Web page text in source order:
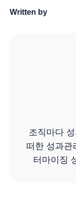
Written by
조직마다
떠한 성과관
터마이징